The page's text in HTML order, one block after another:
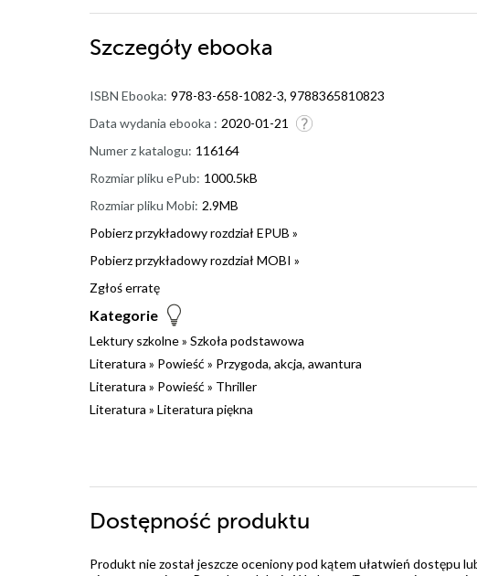
Szczegóły ebooka
ISBN Ebooka: 978-83-658-1082-3, 9788365810823
Data wydania ebooka : 2020-01-21
Numer z katalogu: 116164
Rozmiar pliku ePub: 1000.5kB
Rozmiar pliku Mobi: 2.9MB
Pobierz przykładowy rozdział EPUB »
Pobierz przykładowy rozdział MOBI »
Zgłoś erratę
Kategorie
Lektury szkolne» Szkoła podstawowa
Literatura » Powieść » Przygoda, akcja, awantura
Literatura » Powieść » Thriller
Literatura » Literatura piękna
Dostępność produktu
Produkt nie został jeszcze oceniony pod kątem ułatwień dostępu